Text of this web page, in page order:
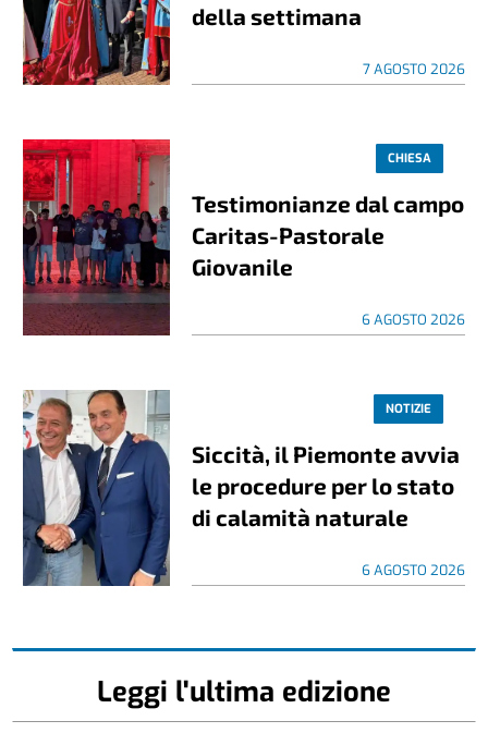
della settimana
7 AGOSTO 2026
CHIESA
Testimonianze dal campo
Caritas-Pastorale
Giovanile
6 AGOSTO 2026
NOTIZIE
Siccità, il Piemonte avvia
le procedure per lo stato
di calamità naturale
6 AGOSTO 2026
Leggi l'ultima edizione